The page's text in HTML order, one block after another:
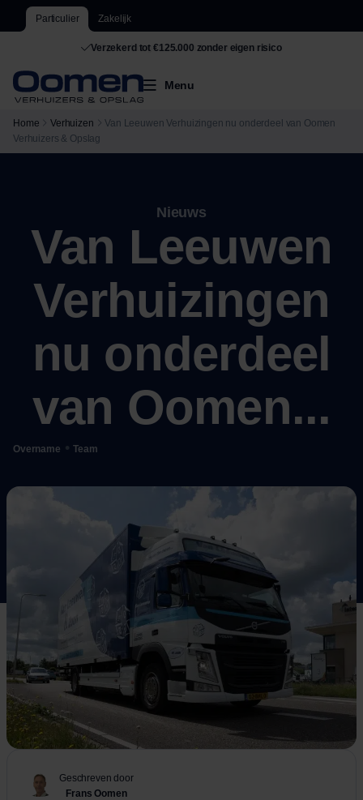
Particulier Zakelijk
Op werkdagen binnen 1 uur een reactie
Menu
Home Verhuizen
Van Leeuwen Verhuizingen nu onderdeel van Oomen
Verhuizers & Opslag
Nieuws
Van Leeuwen
Verhuizingen
nu onderdeel
van Oomen...
Overname Team
Geschreven door
Frans Oomen